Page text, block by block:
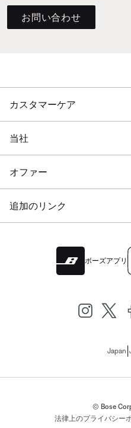
お問い合わせ
カスタマーケア
当社
オファー
追加のリンク
ボーズアプリ
Japan
© Bose
法律上のプライバシー